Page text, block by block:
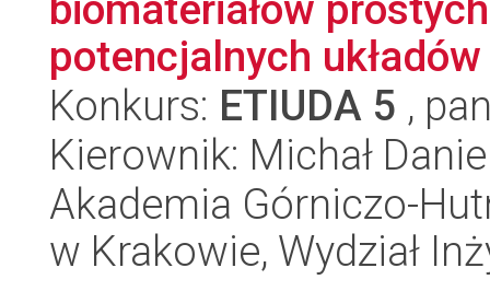
potencjalnych
Konkurs: ETIUDA 5 ,
Kierownik: Michał
Akademia Górniczo-
w Krakowie, Wydział